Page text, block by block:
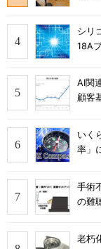
シリ
18A
AI関
顧客
いく
率」
手術
の難
老朽